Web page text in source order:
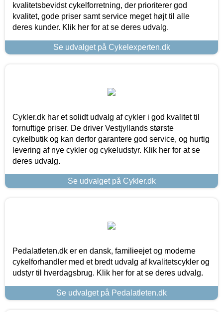
kvalitetsbevidst cykelforretning, der prioriterer god
kvalitet, gode priser samt service meget højt til alle
deres kunder. Klik her for at se deres udvalg.
Se udvalget på Cykelexperten.dk
Cykler.dk har et solidt udvalg af cykler i god kvalitet til
fornuftige priser. De driver Vestjyllands største
cykelbutik og kan derfor garantere god service, og hurtig
levering af nye cykler og cykeludstyr. Klik her for at se
deres udvalg.
Se udvalget på Cykler.dk
Pedalatleten.dk er en dansk, familieejet og moderne
cykelforhandler med et bredt udvalg af kvalitetscykler og
udstyr til hverdagsbrug. Klik her for at se deres udvalg.
Se udvalget på Pedalatleten.dk